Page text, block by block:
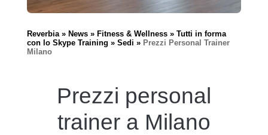
Reverbia News Fitness & Wellness
Tutti in forma
con lo Skype Training
Sedi
Prezzi Personal Trainer
Milano
Prezzi personal
trainer a Milano